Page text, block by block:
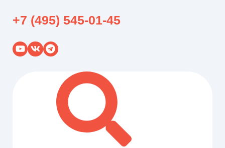
+7 (495) 545-01-45